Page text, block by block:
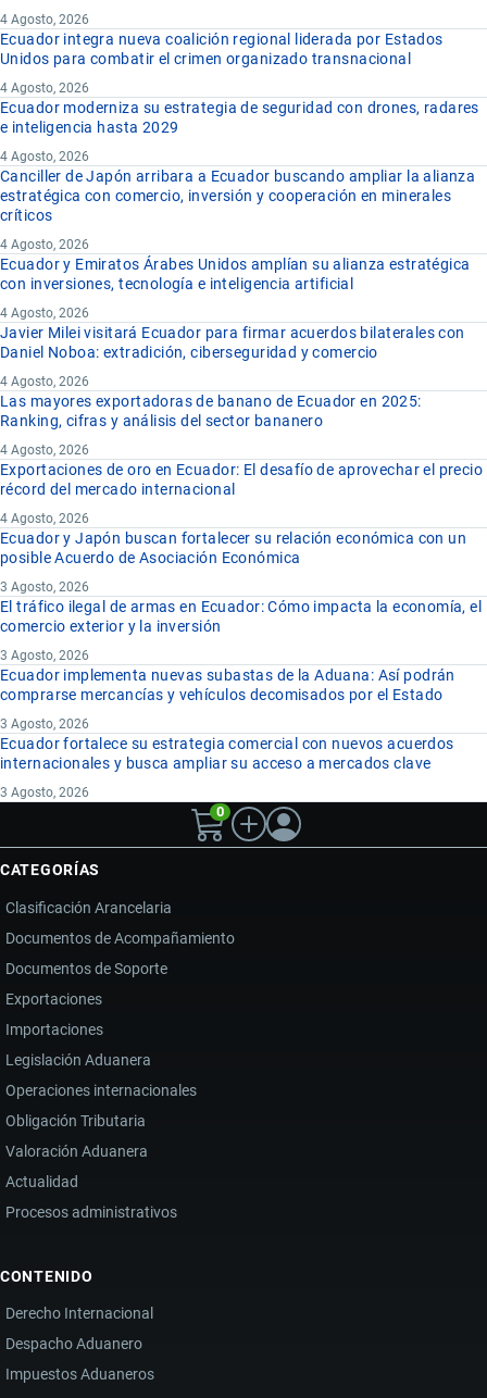
4 Agosto, 2026
Ecuador integra nueva coalición regional liderada por Estados
Unidos para combatir el crimen organizado transnacional
4 Agosto, 2026
Ecuador moderniza su estrategia de seguridad con drones, radares
e inteligencia hasta 2029
4 Agosto, 2026
Canciller de Japón arribara a Ecuador buscando ampliar la alianza
estratégica con comercio, inversión y cooperación en minerales
críticos
4 Agosto, 2026
Ecuador y Emiratos Árabes Unidos amplían su alianza estratégica
con inversiones, tecnología e inteligencia artificial
4 Agosto, 2026
Javier Milei visitará Ecuador para firmar acuerdos bilaterales con
Daniel Noboa: extradición, ciberseguridad y comercio
4 Agosto, 2026
Las mayores exportadoras de banano de Ecuador en 2025:
Ranking, cifras y análisis del sector bananero
4 Agosto, 2026
Exportaciones de oro en Ecuador: El desafío de aprovechar el precio
récord del mercado internacional
4 Agosto, 2026
Ecuador y Japón buscan fortalecer su relación económica con un
posible Acuerdo de Asociación Económica
3 Agosto, 2026
El tráfico ilegal de armas en Ecuador: Cómo impacta la economía, el
comercio exterior y la inversión
3 Agosto, 2026
Ecuador implementa nuevas subastas de la Aduana: Así podrán
comprarse mercancías y vehículos decomisados por el Estado
3 Agosto, 2026
Ecuador fortalece su estrategia comercial con nuevos acuerdos
internacionales y busca ampliar su acceso a mercados clave
3 Agosto, 2026
0
CATEGORÍAS
Clasificación Arancelaria
Documentos de Acompañamiento
Documentos de Soporte
Exportaciones
Importaciones
Legislación Aduanera
Operaciones internacionales
Obligación Tributaria
Valoración Aduanera
Actualidad
Procesos administrativos
CONTENIDO
Derecho Internacional
Despacho Aduanero
Impuestos Aduaneros